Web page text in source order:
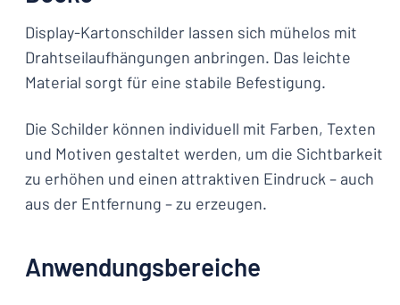
Display-Kartonschilder lassen sich mühelos mit
Drahtseilaufhängungen anbringen. Das leichte
Material sorgt für eine stabile Befestigung.
Die Schilder können individuell mit Farben, Texten
und Motiven gestaltet werden, um die Sichtbarkeit
zu erhöhen und einen attraktiven Eindruck – auch
aus der Entfernung – zu erzeugen.
Anwendungsbereiche